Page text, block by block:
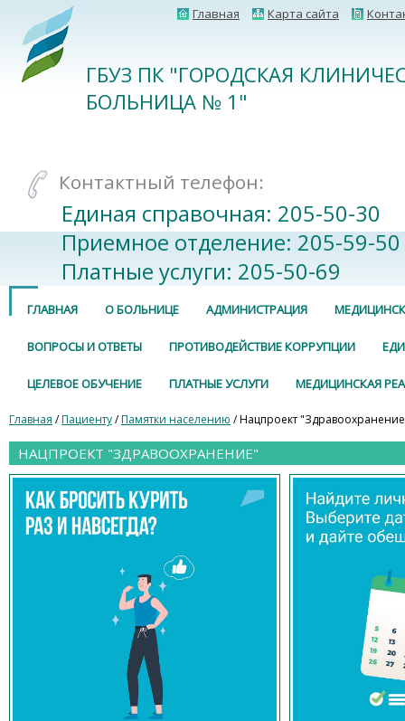
Главная Карта сайта
ГБУЗ ПК "ГОРОДСКАЯ
БОЛЬНИЦА № 1"
Контактный телефон:
Единая справочная: 205-50-30
Приемное отделение: 205-59-50
Платные услуги: 205-50-69
ГЛАВНАЯ О БОЛЬНИЦЕ АДМИНИСТРАЦИЯ
ВОПРОСЫ И ОТВЕТЫ ПРОТИВОДЕЙСТВИЕ КОРРУПЦИИ
ЦЕЛЕВОЕ ОБУЧЕНИЕ ПЛАТНЫЕ УСЛУГИ МЕДИЦИНСКАЯ
Главная /Пациенту/Памятки населению / Нацпроект
НАЦПРОЕКТ "ЗДРАВООХРАНЕНИЕ"